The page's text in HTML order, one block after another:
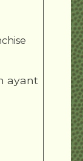
ayant